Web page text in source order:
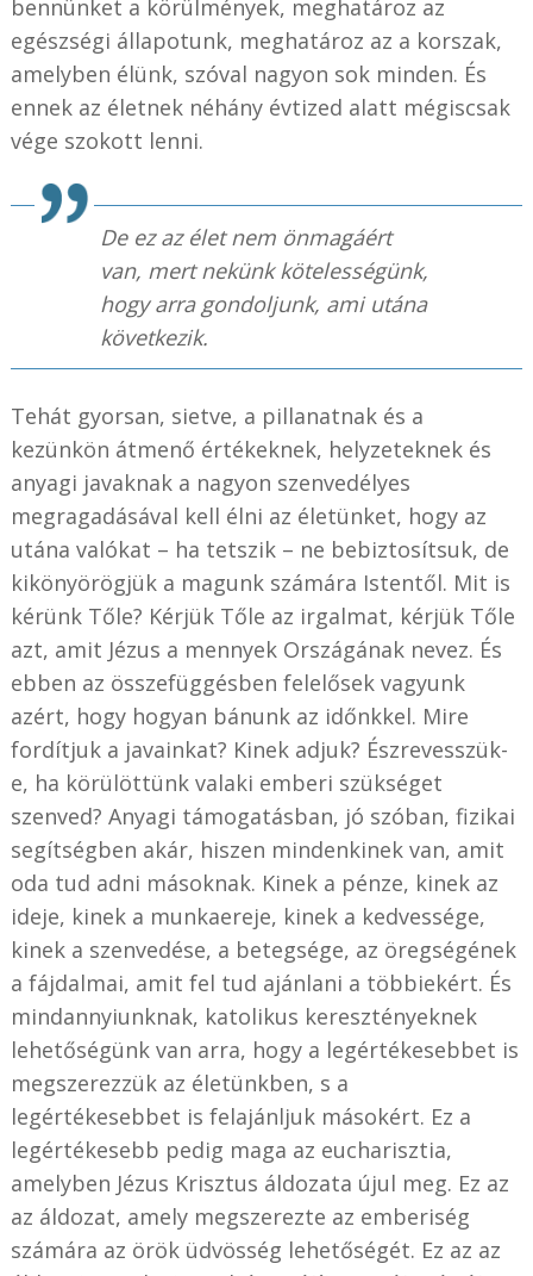
bennünket a körülmények, meghatároz az
egészségi állapotunk, meghatároz az a korszak,
amelyben élünk, szóval nagyon sok minden. És
ennek az életnek néhány évtized alatt mégiscsak
vége szokott lenni.
De ez az élet nem önmagáért
van, mert nekünk kötelességünk,
hogy arra gondoljunk, ami utána
következik.
Tehát gyorsan, sietve, a pillanatnak és a
kezünkön átmenő értékeknek, helyzeteknek és
anyagi javaknak a nagyon szenvedélyes
megragadásával kell élni az életünket, hogy az
utána valókat – ha tetszik – ne bebiztosítsuk, de
kikönyörögjük a magunk számára Istentől. Mit is
kérünk Tőle? Kérjük Tőle az irgalmat, kérjük Tőle
azt, amit Jézus a mennyek Országának nevez. És
ebben az összefüggésben felelősek vagyunk
azért, hogy hogyan bánunk az időnkkel. Mire
fordítjuk a javainkat? Kinek adjuk? Észrevesszük-
e, ha körülöttünk valaki emberi szükséget
szenved? Anyagi támogatásban, jó szóban, fizikai
segítségben akár, hiszen mindenkinek van, amit
oda tud adni másoknak. Kinek a pénze, kinek az
ideje, kinek a munkaereje, kinek a kedvessége,
kinek a szenvedése, a betegsége, az öregségének
a fájdalmai, amit fel tud ajánlani a többiekért. És
mindannyiunknak, katolikus keresztényeknek
lehetőségünk van arra, hogy a legértékesebbet is
megszerezzük az életünkben, s a
legértékesebbet is felajánljuk másokért. Ez a
legértékesebb pedig maga az eucharisztia,
amelyben Jézus Krisztus áldozata újul meg. Ez az
az áldozat, amely megszerezte az emberiség
számára az örök üdvösség lehetőségét. Ez az az